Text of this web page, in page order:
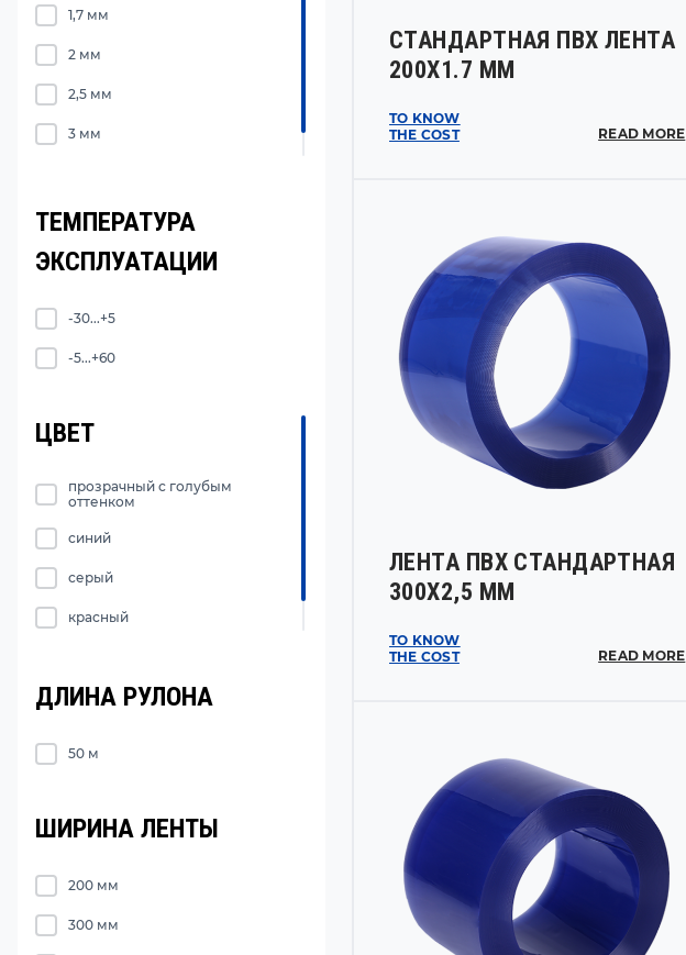
1,7 мм
2 мм
2,5 мм
3 мм
ТЕМПЕРАТУРА
ЭКСПЛУАТАЦИИ
-30...+5
-5...+60
ЦВЕТ
прозрачный с голубым
оттенком
синий
серый
красный
ДЛИНА РУЛОНА
50 м
ШИРИНА ЛЕНТЫ
200 мм
300 мм
СТАНДАРТНАЯ ПВХ ЛЕНТА
200Х1.7 ММ
TO KNOW
THE COST
READ MORE
ЛЕНТА ПВХ СТАНДАРТНАЯ
300Х2,5 ММ
TO KNOW
THE COST
READ MORE